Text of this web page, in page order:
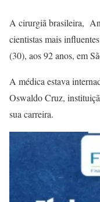
A cirurgiã brasileira,
cientistas mais
(30), aos 92 anos, em
A médica estava
Oswaldo Cruz,
sua carreira.